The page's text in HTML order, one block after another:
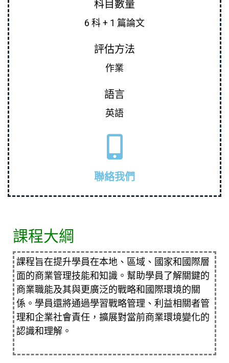
科目數量
6 科 + 1 篇論文
評估方法
作業
​語言
​英語
聯絡我們
課程大綱
課程旨在提升學員在本地、區域、國家和國際層
面的商業管理技能和知識。幫助學員了解關鍵的
商業職能及其與更廣泛的戰略和國際環境的關
係。學員還將通過學習戰略管理、利益相關者管
理和企業社會責任，擴展對當前商業環境變化的
認識和理解。